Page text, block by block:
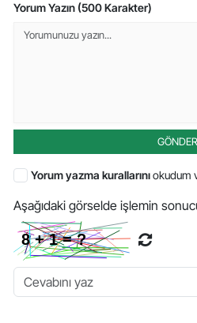
Yorum Yazın (500 Karakter)
GÖNDER
Yorum yazma kurallarınıokudum
Aşağıdaki görselde işlemin